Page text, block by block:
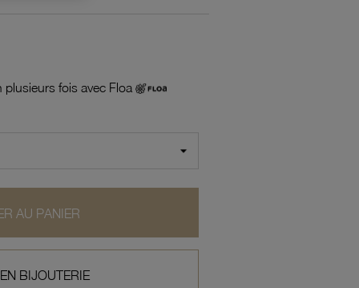
fois avec Floa
AU PANIER
BIJOUTERIE